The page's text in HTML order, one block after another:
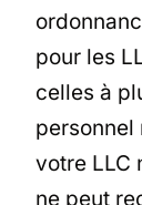
pour les
celles à
personnel
votre LLC
ne peut